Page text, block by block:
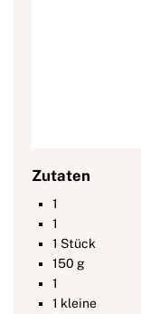
Zutaten
1
1
1 Stück
150 g
1
1 kleine